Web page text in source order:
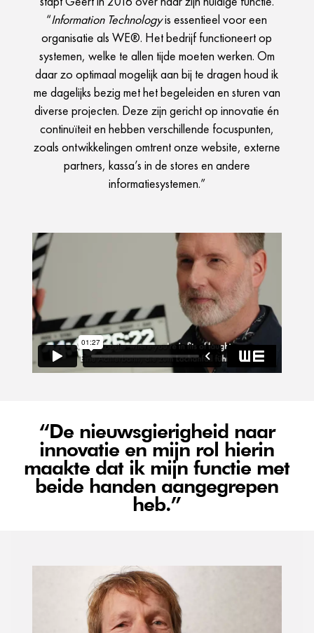
“Information Technologyis essentieel voor een
organisatie als WE®. Het bedrijf functioneert op
systemen, welke te allen tijde moeten werken. Om
daar zo optimaal mogelijk aan bij te dragen houd ik
me dagelijks bezig met het begeleiden en sturen van
diverse projecten. Deze zijn gericht op innovatie én
continuïteit en hebben verschillende focuspunten,
zoals ontwikkelingen omtrent onze website, externe
partners, kassa’s in de stores en andere
informatiesystemen.”
“De nieuwsgierigheid naar
innovatie en mijn rol hierin
maakte dat ik mijn functie met
beide handen aangegrepen
heb.”